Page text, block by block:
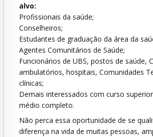
alvo:
Profissionais da saúde;
Conselheiros;
Estudantes de graduação da área da
Agentes Comunitários de Saúde;
Funcionários de UBS, postos de saúde,
ambulatórios, hospitais, Comunidades
clínicas;
Demais interessados com curso
médio completo.
Não perca essa oportunidade de se
diferença na vida de muitas pessoas,